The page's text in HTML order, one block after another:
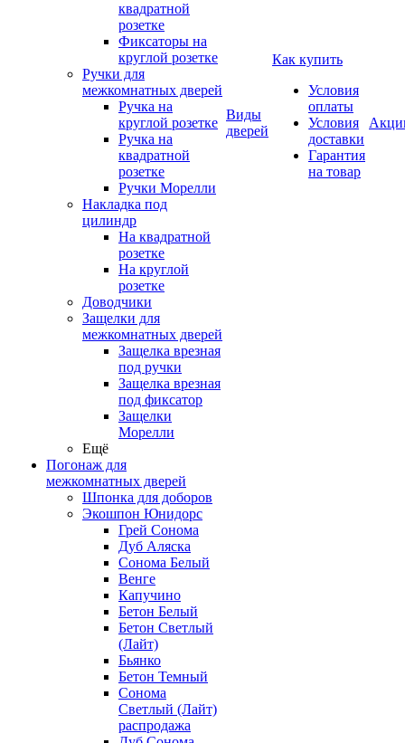
квадратной
розетке
Фиксаторы на
круглой розетке
Ручки для
межкомнатных дверей
Ручка на
круглой розетке
Ручка на
квадратной
розетке
Ручки Морелли
Накладка под
цилиндр
На квадратной
розетке
На круглой
розетке
Доводчики
Защелки для
межкомнатных дверей
Защелка врезная
под ручки
Защелка врезная
под фиксатор
Защелки
Морелли
Ещё
Погонаж для
межкомнатных дверей
Шпонка для доборов
Экошпон Юнидорс
Грей Сонома
Дуб Аляска
Сонома Белый
Венге
Капучино
Бетон Белый
Бетон Светлый
(Лайт)
Бьянко
Бетон Темный
Сонома
Светлый (Лайт)
распродажа
Виды
дверей
Как купить
Условия
оплаты
Условия
доставки
Гарантия
на товар